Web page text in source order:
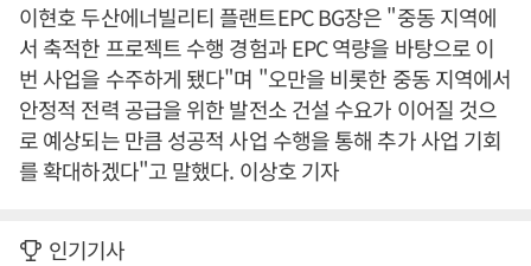
이현호 두산에너빌리티 플랜트EPC BG장은 "중동 지역에
서 축적한 프로젝트 수행 경험과 EPC 역량을 바탕으로 이
번 사업을 수주하게 됐다"며 "오만을 비롯한 중동 지역에서
안정적 전력 공급을 위한 발전소 건설 수요가 이어질 것으
로 예상되는 만큼 성공적 사업 수행을 통해 추가 사업 기회
를 확대하겠다"고 말했다. 이상호 기자
인기기사